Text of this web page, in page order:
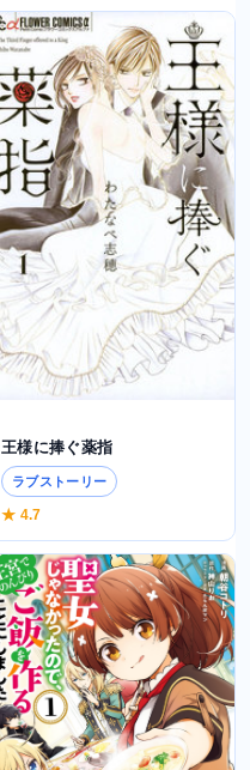
王様に捧ぐ薬指
ラブストーリー
★ 4.7